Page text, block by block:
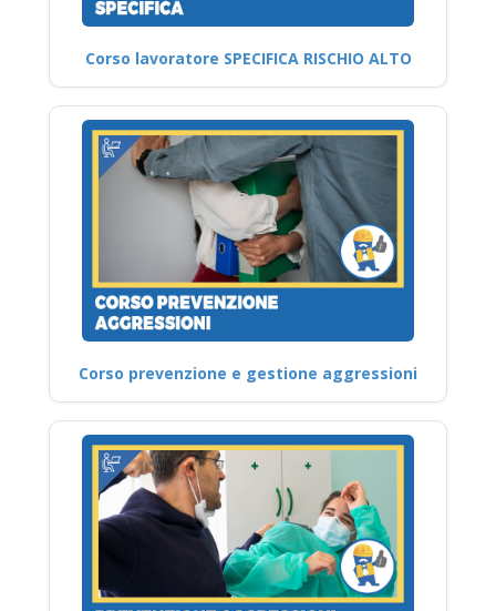
Corso lavoratore SPECIFICA RISCHIO ALTO
Corso prevenzione e gestione aggressioni